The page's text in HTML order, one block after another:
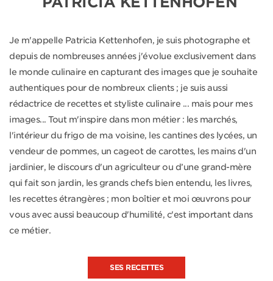
Je m'appelle Patricia Kettenhofen, je suis photographe et
depuis de nombreuses années j'évolue exclusivement dans
le monde culinaire en capturant des images que je souhaite
authentiques pour de nombreux clients ; je suis aussi
rédactrice de recettes et styliste culinaire ... mais pour mes
images... Tout m'inspire dans mon métier : les marchés,
l'intérieur du frigo de ma voisine, les cantines des lycées, un
vendeur de pommes, un cageot de carottes, les mains d'un
jardinier, le discours d'un agriculteur ou d’une grand-mère
qui fait son jardin, les grands chefs bien entendu, les livres,
les recettes étrangères ; mon boîtier et moi œuvrons pour
vous avec aussi beaucoup d'humilité, c'est important dans
ce métier.
SES RECETTES